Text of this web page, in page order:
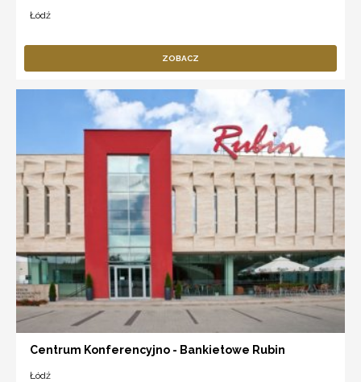
Łódź
ZOBACZ
Centrum Konferencyjno - Bankietowe Rubin
Łódź